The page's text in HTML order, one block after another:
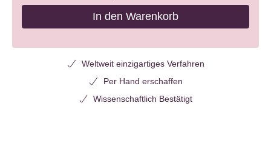
In den Warenkorb
Weltweit einzigartiges Verfahren
Per Hand erschaffen
Wissenschaftlich Bestätigt